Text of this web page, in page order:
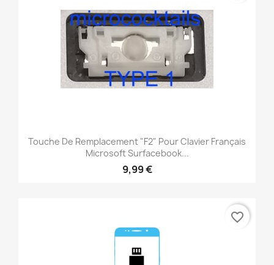
Touche De Remplacement "F2" Pour Clavier Français
Microsoft Surfacebook...
9,99 €
favorite_border